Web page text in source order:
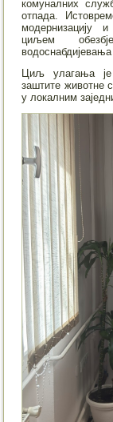
комуналних
отпада.
модернизацију
циљем
Циљ улагања је
заштите животне
у локалним